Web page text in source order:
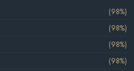
(98%)
(98%)
(98%)
(98%)